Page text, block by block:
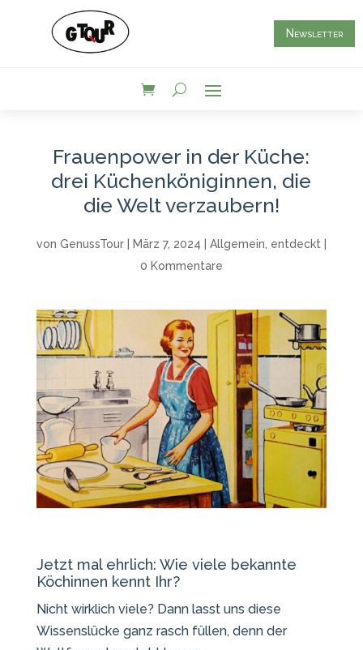
Newsletter
Frauenpower in der Küche:
drei Küchenköniginnen, die
die Welt verzaubern!
von GenussTour| März 7, 2024 Allgemein entdeckt
0 Kommentare
Jetzt mal ehrlich: Wie viele bekannte
Köchinnen kennt Ihr?
Nicht wirklich viele? Dann lasst uns diese
Wissenslücke ganz rasch füllen, denn der